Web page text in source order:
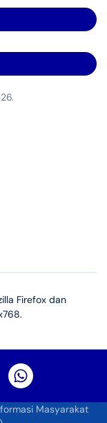
Firefox dan
Masyarakat